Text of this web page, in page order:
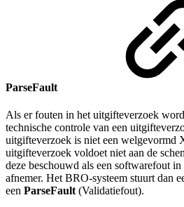
ParseFault
Als er fouten in het uitgifteverzoek
technische controle van een
uitgifteverzoek is niet een welgevormd
uitgifteverzoek voldoet niet aan de
deze beschouwd als een softwarefout in
afnemer. Het BRO-systeem stuurt dan
een ParseFault (Validatiefout).